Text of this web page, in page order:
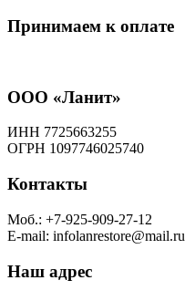
Принимаем к оплате
ООО «Ланит»
ИНН 7725663255
ОГРН 1097746025740
Контакты
Моб.: +7-925-909-27-12
E-mail: infolanrestore@mail.ru
Наш адрес